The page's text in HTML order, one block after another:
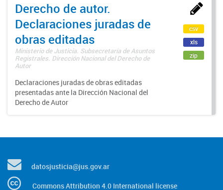
Derecho de autor.
Declaraciones juradas de
obras editadas
Ministerio de Justicia. Subsecretaría de Asuntos
Registrales. Dirección Nacional del Derecho de
Autor
Declaraciones juradas de obras editadas
presentadas ante la Dirección Nacional del
Derecho de Autor
csv
xls
zip
datosjusticia@jus.gov.ar
Commons Attribution 4.0 International license